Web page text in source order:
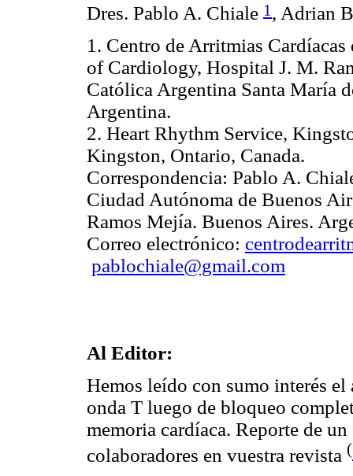
Dres. Pablo A. Chiale 1 , Adrian
1. Centro de Arritmias
of Cardiology, Hospital J. M.
Católica Argentina Santa María
Argentina.
2. Heart Rhythm Service,
Kingston, Ontario, Canada.
Correspondencia: Pablo A.
Ciudad Autónoma de Buenos
Ramos Mejía. Buenos Aires.
Correo electrónico:
pablochiale@gmail.com
Al Editor:
Hemos leído con sumo interés
onda T luego de bloqueo
memoria cardíaca. Reporte de
colaboradores en vuestra revista (